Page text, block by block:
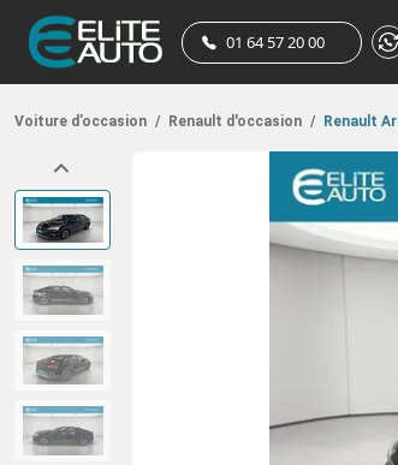
01 64 57 20 00
Voiture d’occasion / Renault d'occasion / Renault